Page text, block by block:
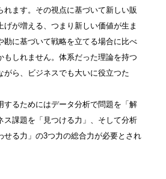
れます。その視点に基づいて新しい販
げが増える、つまり新しい価値が生ま
勘に基づいて戦略を立てる場合に比べ
もしれません。体系だった理論を持つ
がら、ビジネスでも大いに役立つた
するためにはデータ分析で問題を「解
ス課題を「見つける力」、そして分析
せる力」の3つ力の総合力が必要とされ